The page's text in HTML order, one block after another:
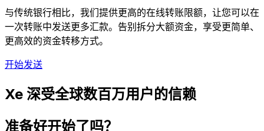
与传统银行相比，我们提供更高的在线转账限额，让您可以在
一次转账中发送更多汇款。告别拆分大额资金，享受更简单、
更高效的资金转移方式。
开始发送
Xe 深受全球数百万用户的信赖
准备好开始了吗？